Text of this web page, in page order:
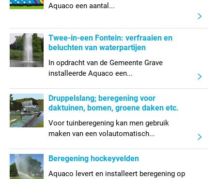
Aquaco een aantal...
Twee-in-een Fontein: verfraaien en
beluchten van waterpartijen
In opdracht van de Gemeente Grave
installeerde Aquaco een...
Druppelslang; beregening voor
daktuinen, bomen, groene daken etc.
Voor tuinberegening kan men gebruik
maken van een volautomatisch...
Beregening hockeyvelden
Aquaco levert en installeert beregening op